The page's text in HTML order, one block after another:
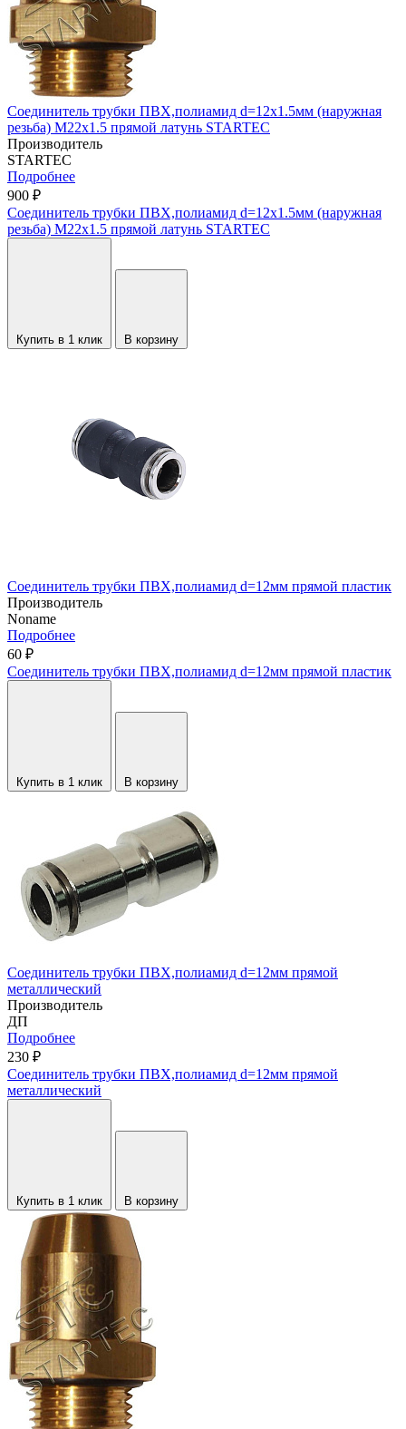
Соединитель трубки ПВХ,полиамид d=12х1.5мм (наружная
резьба) М22х1.5 прямой латунь STARTEC
Производитель
STARTEC
Подробнее
900 ₽
Соединитель трубки ПВХ,полиамид d=12х1.5мм (наружная
резьба) М22х1.5 прямой латунь STARTEC
Купить в 1 клик В корзину
Соединитель трубки ПВХ,полиамид d=12мм прямой пластик
Производитель
Noname
Подробнее
60 ₽
Соединитель трубки ПВХ,полиамид d=12мм прямой пластик
Купить в 1 клик В корзину
Соединитель трубки ПВХ,полиамид d=12мм прямой
металлический
Производитель
ДП
Подробнее
230 ₽
Соединитель трубки ПВХ,полиамид d=12мм прямой
металлический
Купить в 1 клик В корзину